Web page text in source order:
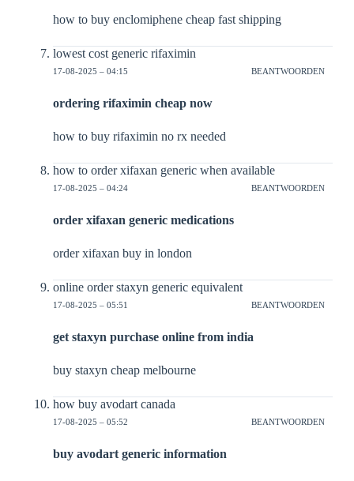
how to buy enclomiphene cheap fast shipping
lowest cost generic rifaximin
17-08-2025 – 04:15 BEANTWOORDEN
ordering rifaximin cheap now
how to buy rifaximin no rx needed
how to order xifaxan generic when available
17-08-2025 – 04:24 BEANTWOORDEN
order xifaxan generic medications
order xifaxan buy in london
online order staxyn generic equivalent
17-08-2025 – 05:51 BEANTWOORDEN
get staxyn purchase online from india
buy staxyn cheap melbourne
how buy avodart canada
17-08-2025 – 05:52 BEANTWOORDEN
buy avodart generic information